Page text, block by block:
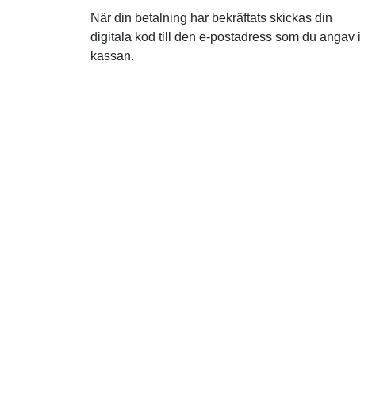
När din betalning har bekräftats skickas din
digitala kod till den e-postadress som du angav i
kassan.